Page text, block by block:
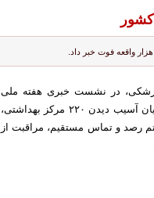
در نشست خبری هفته ملی
جمعیت،حضور پیدا کرد و با گرامیداشت یاد شهدای حوزه سلامت در حوادث اخیر، اظهار داشت: در جریان آسیب دیدن ۲۲۰ مرکز بهداشتی،
رصد و تماس مستقیم، مراقبت از